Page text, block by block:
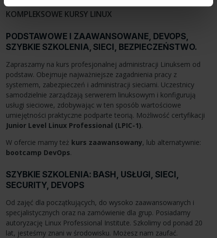
KOMPLEKSOWE KURSY LINUX
PODSTAWOWE I ZAAWANSOWANE, DEVOPS,
SZYBKIE SZKOLENIA, SIECI, BEZPIECZEŃSTWO.
Zapraszamy na kurs profesjonalnej administracji Linuksem od
podstaw. Obejmuje najważniejsze zagadnienia pracy z
systemem, zabezpieczeń i administracji sieciami. Uczestnicy
samodzielnie zarządzają serwerem linuksowym i konfigurują
usługi sieciowe, zdobywając w ten sposób wartościowe
umiejętności praktyczne podparte teorią. Możliwość certyfikacji
Junior Level Linux Professional (LPIC-1).
W ofercie mamy też kurs zaawansowany, lub alternatywnie:
bootcamp DevOps.
SZYBKIE SZKOLENIA: BASH, USŁUGI, SIECI,
SECURITY, DEVOPS
Od zajęć dla początkujących, do wysoko zaawansowanych i
specjalistycznych oraz na zamówienie dla grup. Posiadamy
autoryzację Linux Professional Institute. Szkolimy od ponad 20
lat, jesteśmy znani w środowisku. Możesz nam zaufać.